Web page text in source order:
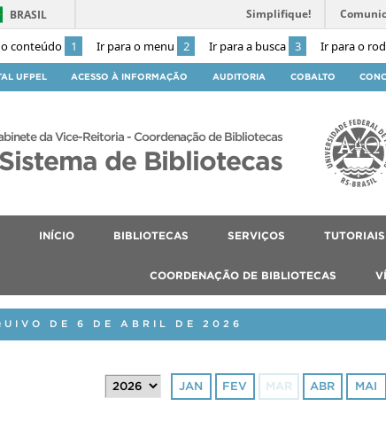
conteúdo 1 Ir para o menu 2 Ir para a busca 3 Ir para o
BRASIL Simplifique!
UFPEL ACESSO À INFORMAÇÃO AUDITORIA COBALTO
da Vice-Reitoria - Coordenação de Bibliotecas
Sistema de Bibliotecas
INÍCIO BIBLIOTECAS SERVIÇOS TUTORIAIS
COORDENAÇÃO DE BIBLIOTECAS
DE 6 DE ABRIL DE 2026
JAN FEV MAR ABR MAI